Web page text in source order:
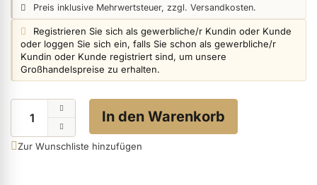
Hygiene anzeigen
Skintrix anzeigen
Hand- & Körperpflege anzeigen
Preisangabe:
Preis inklusive Mehrwertsteuer, zzgl. Versandkosten.
Login info:
Registrieren Sie sich als gewerbliche/r Kundin oder Kunde
oder loggen Sie sich ein, falls Sie schon als gewerbliche/r
Kundin oder Kunde registriert sind, um unsere
Großhandelspreise zu erhalten.
In den Warenkorb
Zur Wunschliste hinzufügen